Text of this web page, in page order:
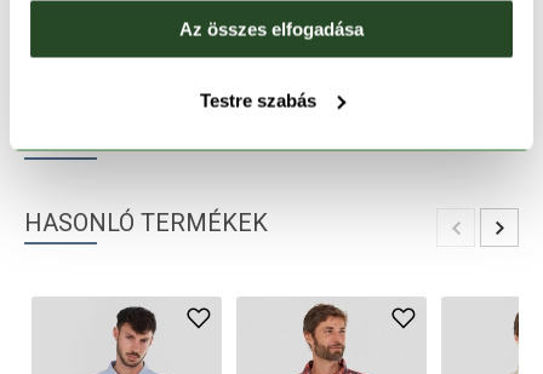
Az összes elfogadása
Testre szabás
HASONLÓ TERMÉKEK